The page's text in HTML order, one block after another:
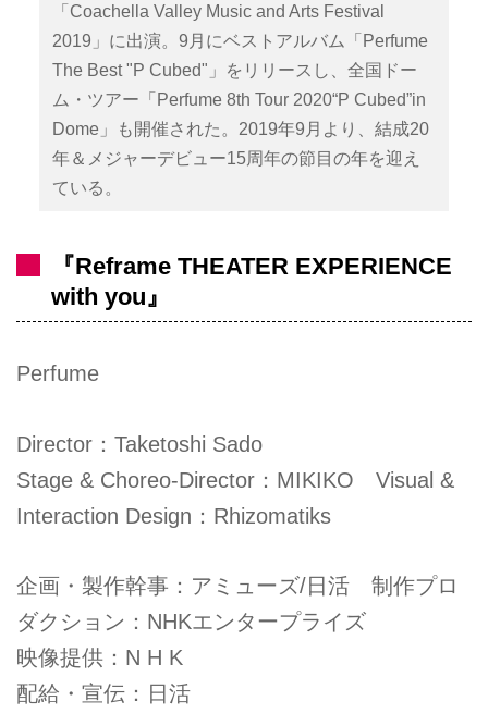
「Coachella Valley Music and Arts Festival
2019」に出演。9月にベストアルバム「Perfume
The Best "P Cubed"」をリリースし、全国ドー
ム・ツアー「Perfume 8th Tour 2020“P Cubed”in
Dome」も開催された。2019年9月より、結成20
年＆メジャーデビュー15周年の節目の年を迎え
ている。
『Reframe THEATER EXPERIENCE
with you』
Perfume
Director：Taketoshi Sado
Stage & Choreo-Director：MIKIKO Visual &
Interaction Design：Rhizomatiks
企画・製作幹事：アミューズ/日活 制作プロ
ダクション：NHKエンタープライズ
映像提供：N H K
配給・宣伝：日活